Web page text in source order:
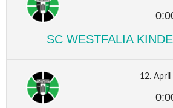
SC WESTFALIA
12. April